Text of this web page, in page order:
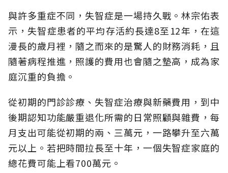
與許多重症不同，失智症是一場持久戰。林宗佑表
示，失智症患者的平均存活約長達8至12年，在這
漫長的歲月裡，隨之而來的是驚人的財務消耗，且
隨著病程推進，照護的費用也會隨之墊高，成為家
庭沉重的負擔。
從初期的門診診療、失智症治療與新藥費用，到中
後期認知功能嚴重退化所需的日常照顧與雜費，每
月支出可能從初期的兩、三萬元，一路攀升至六萬
元以上。若把時間拉長至十年，一個失智症家庭的
總花費可能上看700萬元。